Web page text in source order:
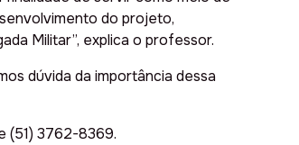
do projeto,
Militar”, explica o professor.
dúvida da importância dessa
(51) 3762-8369.